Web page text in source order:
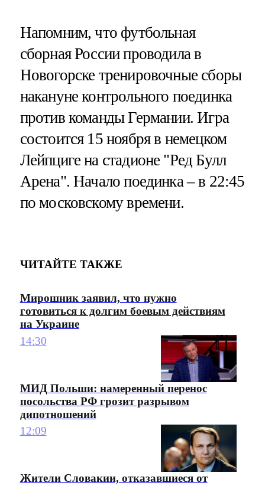
Напомним, что футбольная
сборная России проводила в
Новогорске тренировочные сборы
накануне контрольного поединка
против команды Германии. Игра
состоится 15 ноября в немецком
Лейпциге на стадионе "Ред Булл
Арена". Начало поединка – в 22:45
по московскому времени.
ЧИТАЙТЕ ТАКЖЕ
Мирошник заявил, что нужно
готовиться к долгим боевым действиям
на Украине
14:30
МИД Польши: намеренный перенос
посольства РФ грозит разрывом
дипотношений
12:09
Жители Словакии, отказавшиеся от